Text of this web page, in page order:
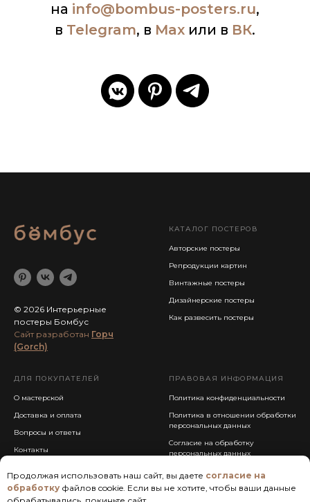
Продолжая использовать наш сайт, вы даете согласие на
обработкуфайлов cookie. Если вы не хотите, чтобы ваши данные
на info@bombus-posters.ru,
в Telegram, в Max или в ВК.
© 2026 Интерьерные
постеры Бомбус
Cайт разработан Горч
(Gorch)
КАТАЛОГ ПОСТЕРОВ
Авторские постеры
Репродукции картин
Винтажные постеры
Дизайнерские постеры
Как развесить постеры
ДЛЯ ПОКУПАТЕЛЕЙ
О мастерской
Доставка и оплата
Вопросы и ответы
Контакты
ПРАВОВАЯ ИНФОРМАЦИЯ
Политика конфиденциальности
Политика в отношении обработки
персональных данных
Согласие на обработку
персональных данных